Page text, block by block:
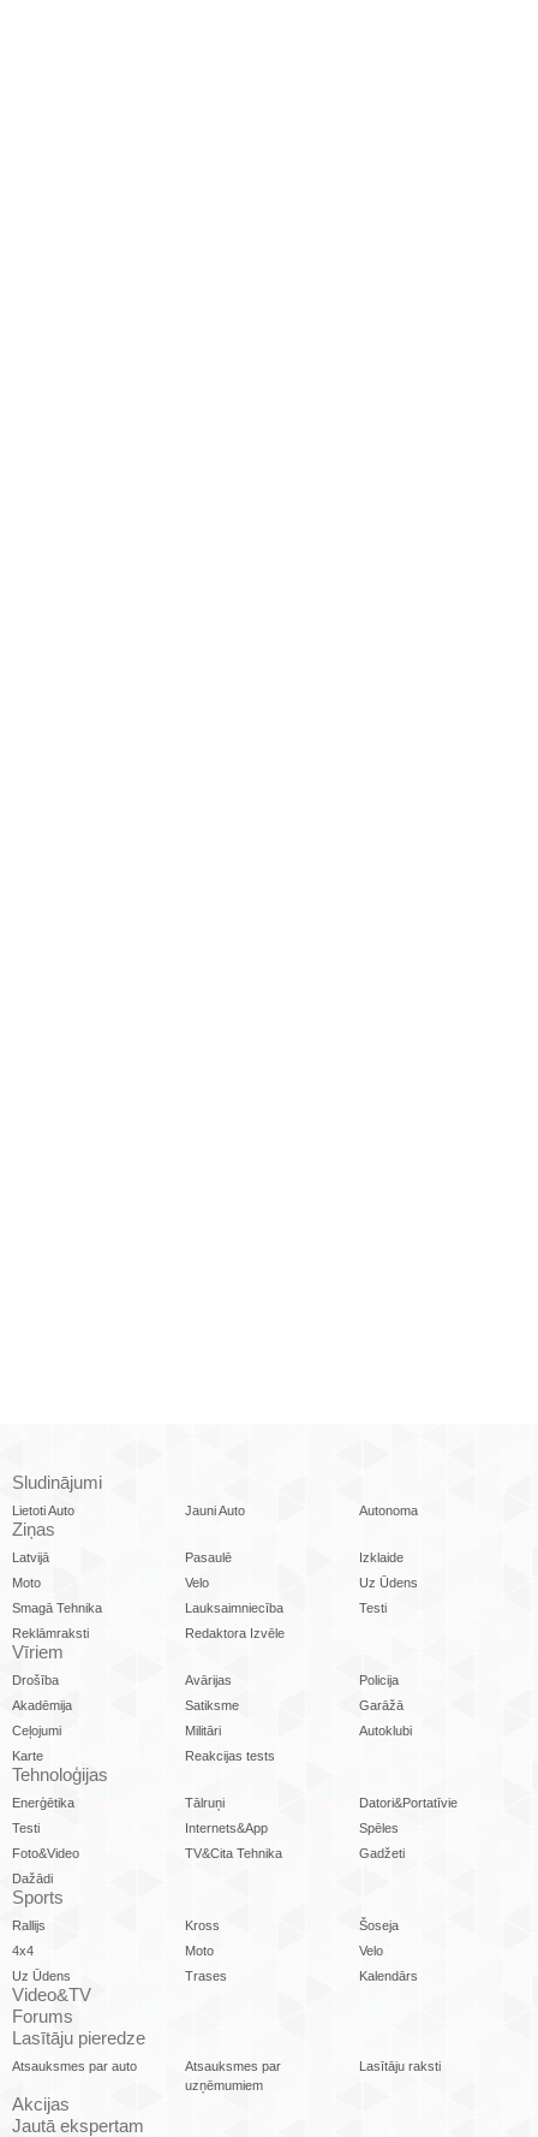
Sludinājumi
Lietoti Auto Jauni Auto Autonoma
Ziņas
Latvijā Pasaulē
Izklaide
Moto
Velo
Uz Ūdens
Smagā Tehnika
Lauksaimniecība
Testi
Reklāmraksti
Redaktora Izvēle
Vīriem
Drošība Avārijas
Policija
Akadēmija
Satiksme
Garāžā
Ceļojumi
Militāri
Autoklubi
Karte
Reakcijas tests
Tehnoloģijas
Enerģētika Tālruņi
Datori&Portatīvie
Testi
Internets&App
Spēles
Foto&Video
TV&Cita Tehnika
Gadžeti
Dažādi
Sports
Rallijs Kross
Šoseja
4x4
Moto
Velo
Uz Ūdens
Trases Kalendārs
Video&TV
Forums
Lasītāju pieredze
Atsauksmes par auto
Atsauksmes par
uzņēmumiem
Lasītāju raksti
Akcijas
Jautā ekspertam